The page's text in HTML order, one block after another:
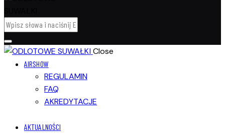
Close
AIRSHOW
REGULAMIN
FAQ
AKREDYTACJE
AKTUALNOŚCI